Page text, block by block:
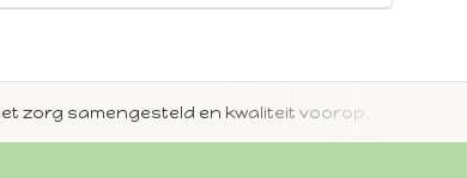
zorg samengesteld en kwaliteit voorop.